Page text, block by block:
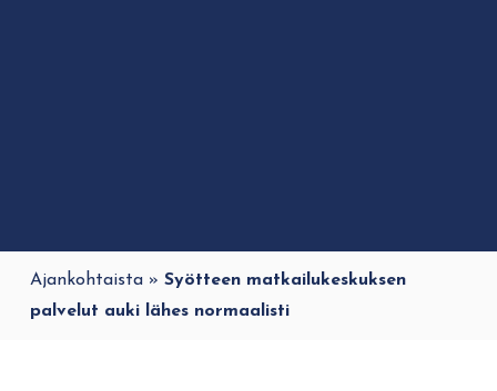
Ajankohtaista » Syötteen matkailukeskuksen
palvelut auki lähes normaalisti